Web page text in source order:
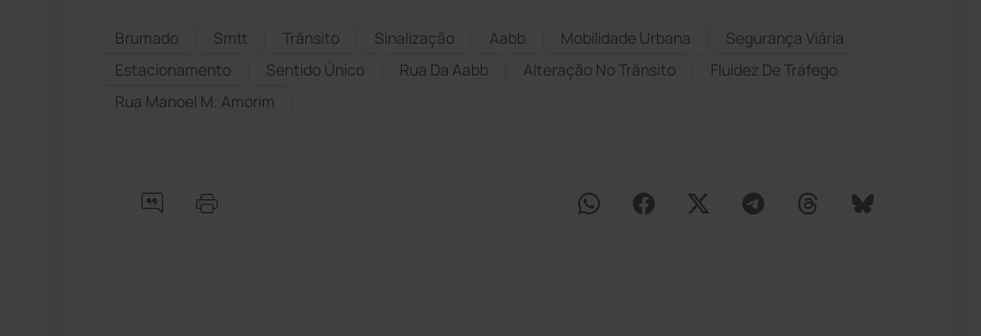
Brumado Smtt Trânsito Sinalização Aabb Mobilidade Urbana
Segurança Viária
Estacionamento
Sentido Único Rua Da Aabb Alteração No Trânsito
Fluidez De Tráfego
Rua Manoel M. Amorim